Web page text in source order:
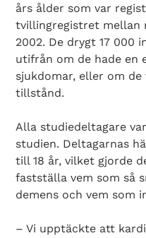
års ålder som var
tvillingregistret mellan
2002. De drygt 17 000
utifrån om de hade en
sjukdomar, eller om
tillstånd.
Alla studiedeltagare
studien. Deltagarnas
till 18 år, vilket gjorde
fastställa vem som så
demens och vem som
– Vi upptäckte att